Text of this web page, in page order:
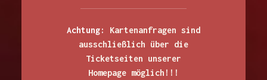
Achtung: Kartenanfragen sind
ausschließlich über die
Ticketseiten unserer
Homepage möglich!!!